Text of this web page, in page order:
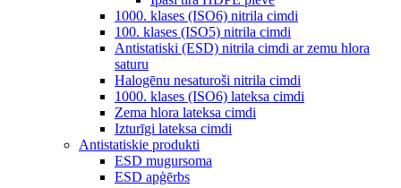
1000. klases (ISO6) nitrila cimdi
100. klases (ISO5) nitrila cimdi
Antistatiski (ESD) nitrila cimdi ar zemu hlora
saturu
Halogēnu nesaturoši nitrila cimdi
1000. klases (ISO6) lateksa cimdi
Zema hlora lateksa cimdi
Izturīgi lateksa cimdi
Antistatiskie produkti
ESD mugursoma
ESD apģērbs